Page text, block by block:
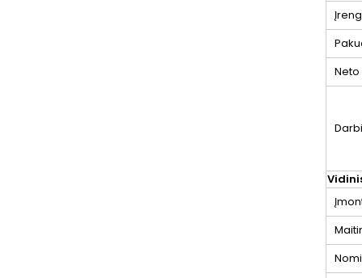
Neto